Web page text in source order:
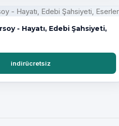
- Hayatı, Edebi Şahsiyeti,
indirücretsiz